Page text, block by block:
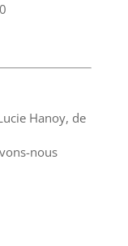
Hanoy, de
nous